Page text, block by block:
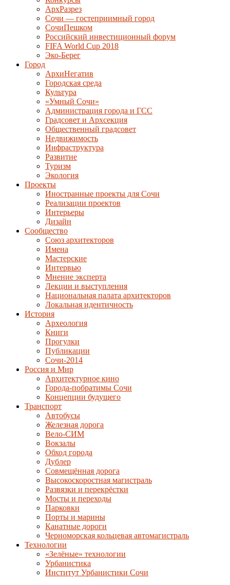
АрхРазрез
Сочи — гостеприимный город
СочиПешком
Российский инвестиционный форум
FIFA World Cup 2018
Эко-Берег
Город
АрхиНегатив
Городская среда
Культура
«Умный Сочи»
Администрация города и ГСС
Градсовет и Архсекция
Общественный градсовет
Недвижимость
Инфраструктура
Развитие
Туризм
Экология
Проекты
Иностранные проекты для Сочи
Реализации проектов
Интерьеры
Дизайн
Сообщество
Союз архитекторов
Имена
Мастерские
Интервью
Мнение эксперта
Лекции и выступления
Национальная палата архитекторов
Локальная идентичность
История
Археология
Книги
Прогулки
Публикации
Сочи-2014
Россия и Мир
Архитектурное кино
Города-побратимы Сочи
Концепции будущего
Транспорт
Автобусы
Железная дорога
Вело-СИМ
Вокзалы
Обход города
Дублер
Совмещённая дорога
Высокоскоростная магистраль
Развязки и перекрёстки
Мосты и переходы
Парковки
Порты и марины
Канатные дороги
Черноморская кольцевая автомагистраль
Технологии
«Зелёные» технологии
Урбанистика
Институт Урбанистики Сочи